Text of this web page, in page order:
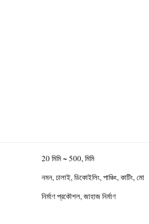
20 মিমি ~ 500, মিমি
নমন, ঢালাই, ডিকোইলিং, পাঞ্চিং, কাটিং, মো
নির্মাণ প্রকৌশল, জাহাজ নির্মাণ